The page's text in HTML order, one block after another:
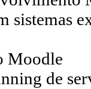
sistemas
Moodle
de